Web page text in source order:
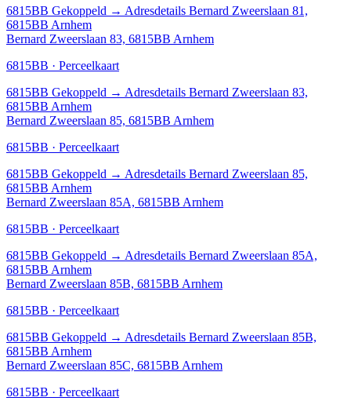
6815BB Gekoppeld → Adresdetails Bernard Zweerslaan 81,
6815BB Arnhem
Bernard Zweerslaan 83, 6815BB Arnhem
6815BB · Perceelkaart
6815BB Gekoppeld → Adresdetails Bernard Zweerslaan 83,
6815BB Arnhem
Bernard Zweerslaan 85, 6815BB Arnhem
6815BB · Perceelkaart
6815BB Gekoppeld → Adresdetails Bernard Zweerslaan 85,
6815BB Arnhem
Bernard Zweerslaan 85A, 6815BB Arnhem
6815BB · Perceelkaart
6815BB Gekoppeld → Adresdetails Bernard Zweerslaan 85A,
6815BB Arnhem
Bernard Zweerslaan 85B, 6815BB Arnhem
6815BB · Perceelkaart
6815BB Gekoppeld → Adresdetails Bernard Zweerslaan 85B,
6815BB Arnhem
Bernard Zweerslaan 85C, 6815BB Arnhem
6815BB · Perceelkaart